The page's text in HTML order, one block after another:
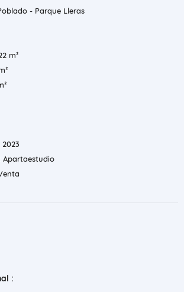
- Parque Lleras
m²
2023
Apartaestudio
: